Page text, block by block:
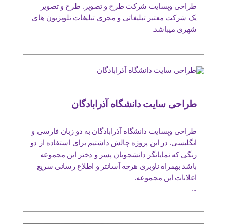
طراحی وبسایت شرکت طرح و تصویر. طرح و تصویر
یک شرکت معتبر تبلیغاتی و مجری تبلیغات تلویزیون های
شهری میباشد.
طراحی سایت دانشگاه آذرابادگان
طراحی وبسایت دانشگاه آذرابادگان به دو زبان فارسی و
انگلیسی. در این پروژه چالش داشتیم برای استفاده از دو
رنگی که نمایانگر دانشجویان پسر و دختر این مجموعه
باشد بهمراه ناوبری هرچه آسانتر و اطلاع رسانی سریع
اعلانات این مجموعه.
...